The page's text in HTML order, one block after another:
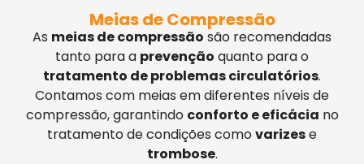
Meias de Compressão
As meias de compressão são recomendadas
tanto para a prevenção quanto para o
tratamento de problemas circulatórios.
Contamos com meias em diferentes níveis de
compressão, garantindo conforto e eficácia no
tratamento de condições comovarizese
trombose.